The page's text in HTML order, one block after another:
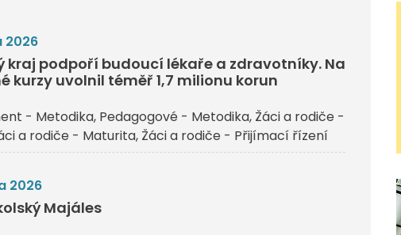
2026
kraj podpoří budoucí lékaře a zdravotníky. Na
kurzy uvolnil téměř 1,7 milionu korun
- Metodika Pedagogové - Metodika Žáci a rodiče -
a rodiče - Maturita Žáci a rodiče - Přijímací řízení
2026
Majáles